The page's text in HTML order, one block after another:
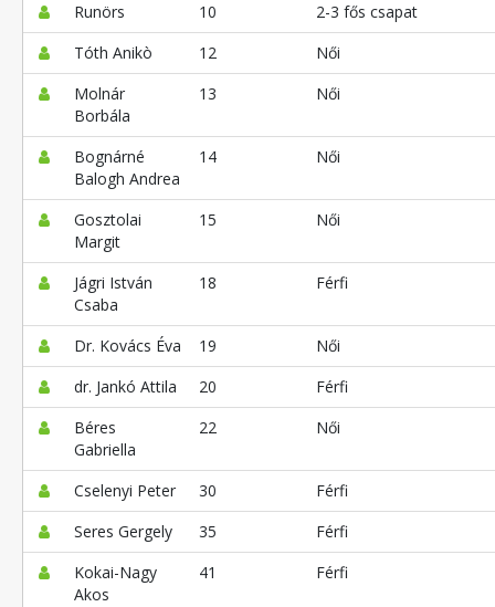
Runörs 10
2-3 fős csapat
Tóth Anikò
12
Női
Molnár
Borbála
13 Női
Bognárné
Balogh Andrea
14 Női
Gosztolai
Margit
15 Női
Jágri István
Csaba
18 Férfi
Dr. Kovács Éva 19
Női
dr. Jankó Attila
20
Férfi
Béres
Gabriella
22 Női
Cselenyi Peter 30
Férfi
Seres Gergely
35
Férfi
Kokai-Nagy
Akos
41 Férfi